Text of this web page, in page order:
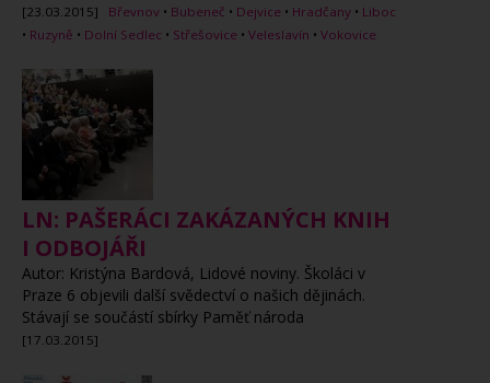
[23.03.2015] Břevnov • Bubeneč • Dejvice • Hradčany • Liboc
• Ruzyně • Dolní Sedlec • Střešovice • Veleslavín • Vokovice
LN: PAŠERÁCI ZAKÁZANÝCH KNIH
I ODBOJÁŘI
Autor: Kristýna Bardová, Lidové noviny. Školáci v
Praze 6 objevili další svědectví o našich dějinách.
Stávají se součástí sbírky Paměť národa
[17.03.2015]